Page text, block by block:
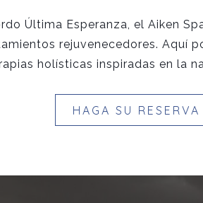
Última Esperanza, el Aiken
rejuvenecedores. Aquí
holísticas inspiradas en la
HAGA SU